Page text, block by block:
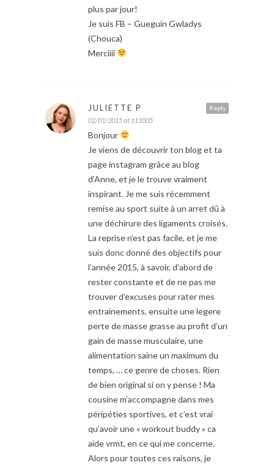
plus par jour!
Je suis FB – Gueguin Gwladys
(Chouca)
Merciiii
Reply
JULIETTE P
02/01/2015 at 111005
Bonjour
Je viens de découvrir ton blog et ta
page instagram grâce au blog
d’Anne, et je le trouve vraiment
inspirant. Je me suis récemment
remise au sport suite à un arret dû à
une déchirure des ligaments croisés.
La reprise n’est pas facile, et je me
suis donc donné des objectifs pour
l’année 2015, à savoir, d’abord de
rester constante et de ne pas me
trouver d’excuses pour rater mes
entrainements, ensuite une legere
perte de masse grasse au profit d’un
gain de masse musculaire, une
alimentation saine un maximum du
temps, … ce genre de choses. Rien
de bien original si on y pense ! Ma
cousine m’accompagne dans mes
péripéties sportives, et c’est vrai
qu’avoir une « workout buddy » ca
aide vrmt, en ce qui me concerne.
Alors pour toutes ces raisons, je